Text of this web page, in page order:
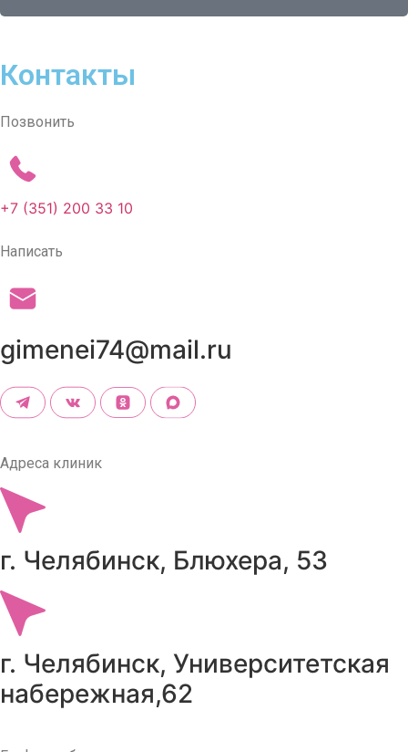
Контакты
Позвонить
+7 (351) 200 33 10
Написать
gimenei74@mail.ru
Адреса клиник
г. Челябинск, Блюхера, 53
г. Челябинск, Университетская
набережная,62